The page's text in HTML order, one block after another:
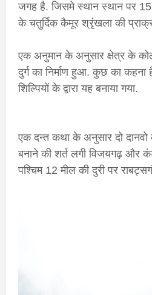
जगह है. जिसमे स्थान स्थान पर 15
के चतुर्दिक कैमूर श्रृंखला की
एक अनुमान के अनुसार क्षेत्र के कोल
दुर्ग का निर्माण हुआ. कुछ का
शिल्पियों के द्वारा यह बनाया गया.
एक दन्त कथा के अनुसार दो दानवो
बनाने की शर्त लगी विजयगढ़ और
पश्चिम 12 मील की दुरी पर